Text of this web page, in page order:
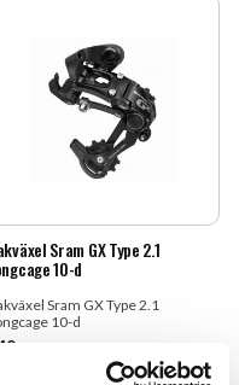
Sram GX Type 2.1
10-d
Sram GX Type 2.1
10-d